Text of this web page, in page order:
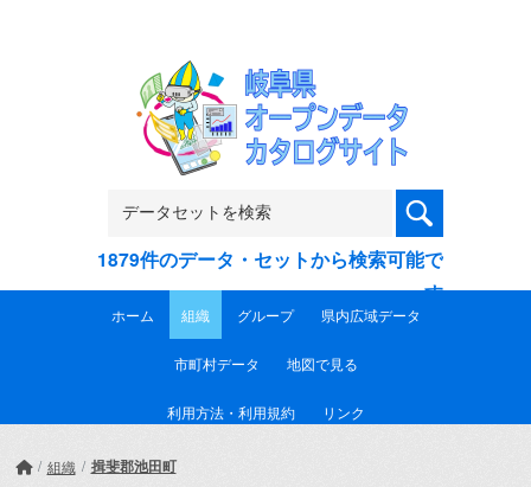
1879件のデータ・セットから検索可能で
す
ホーム 組織 グループ 県内広域データ
市町村データ 地図で見る
利用方法・利用規約 リンク
組織 揖斐郡池田町